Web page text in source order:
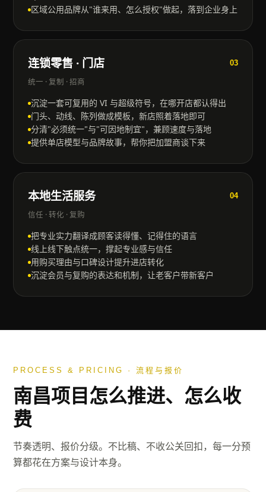
区域公用品牌从"谁来用、怎么授权"做起，落到企业身上
连锁零售 · 门店 03
统一 · 复制 · 招商
沉淀一套可复用的 VI 与超级符号，在哪开店都认得出
门头、动线、陈列做成模板，新店照着落地即可
分清"必须统一"与"可因地制宜"，兼顾速度与落地
提供单店模型与品牌故事，帮你把加盟商谈下来
本地生活服务 04
信任 · 转化 · 复购
把专业实力翻译成顾客读得懂、记得住的语言
线上线下触点统一，撑起专业感与信任
用购买理由与口碑设计提升进店转化
沉淀会员与复购的表达和机制，让老客户带新客户
PROCESS & PRICING · 流程与报价
南昌项目怎么推进、怎么收
费
节奏透明、报价分级。不比稿、不收公关回扣，每一分预
算都花在方案与设计本身。